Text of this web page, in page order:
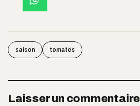
saison tomates
Laisser un commentaire